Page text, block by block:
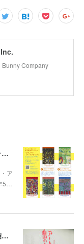
Company
ほこみちみやざき クスノキ・アートフラッグ 一般投票実施中！
ア
国際芸術交流の舞台へ！【出展作品のご紹介とご支援のお願い】